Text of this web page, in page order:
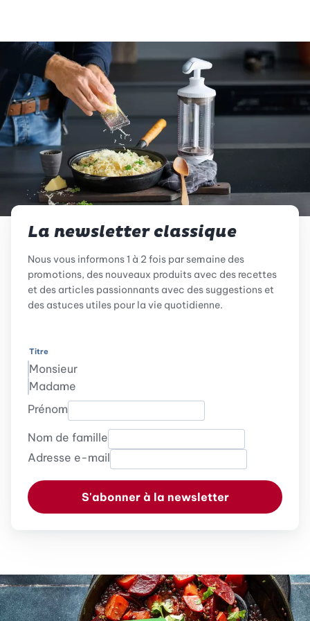
La newsletter classique
Nous vous informons 1 à 2 fois par semaine des
promotions, des nouveaux produits avec des recettes
et des articles passionnants avec des suggestions et
des astuces utiles pour la vie quotidienne.
Titre
Monsieur
Madame
Prénom
Nom de famille
Adresse e-mail
S'abonner à la newsletter